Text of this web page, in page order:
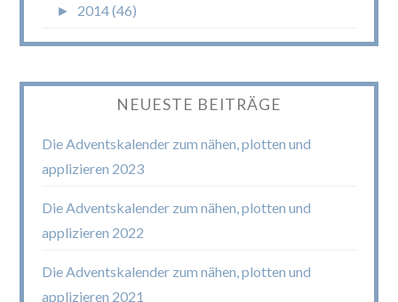
► 2014 (46)
NEUESTE BEITRÄGE
Die Adventskalender zum nähen, plotten und
applizieren 2023
Die Adventskalender zum nähen, plotten und
applizieren 2022
Die Adventskalender zum nähen, plotten und
applizieren 2021